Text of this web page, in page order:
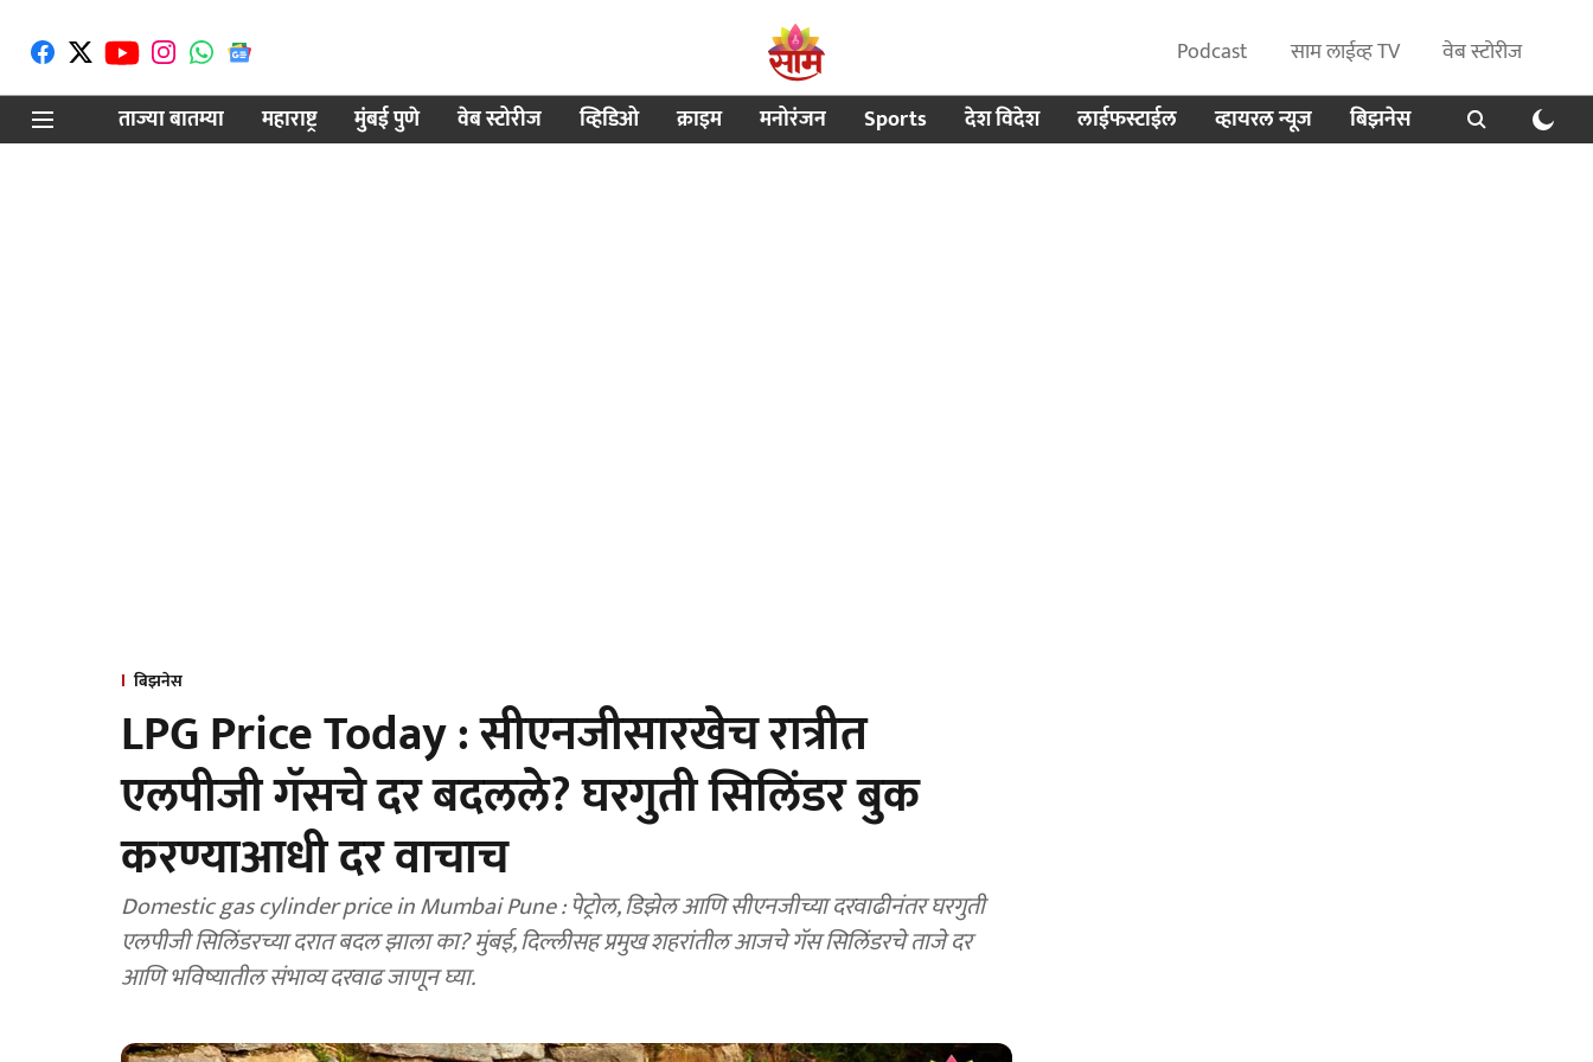
Podcast साम लाईव्ह TV
वेब स्टोरीज
ताज्या बातम्या
महाराष्ट्र मुंबई पुणे वेब स्टोरीज व्हिडिओ क्राइम मनोरंजन Sports देश विदेश लाईफस्टाईल व्हायरल न्यूज बिझनेस
बिझनेस
LPG Price Today : सीएनजीसारखेच रात्रीत
एलपीजी गॅसचे दर बदलले? घरगुती सिलिंडर बुक
करण्याआधी दर वाचाच
Domestic gas cylinder price in Mumbai Pune : पेट्रोल, डिझेल आणि सीएनजीच्या दरवाढीनंतर घरगुती
एलपीजी सिलिंडरच्या दरात बदल झाला का? मुंबई, दिल्लीसह प्रमुख शहरांतील आजचे गॅस सिलिंडरचे ताजे दर
आणि भविष्यातील संभाव्य दरवाढ जाणून घ्या.